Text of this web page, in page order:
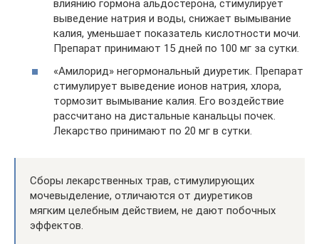
влиянию гормона альдостерона, стимулирует
выведение натрия и воды, снижает вымывание
калия, уменьшает показатель кислотности мочи.
Препарат принимают 15 дней по 100 мг за сутки.
«Амилорид» негормональный диуретик. Препарат
стимулирует выведение ионов натрия, хлора,
тормозит вымывание калия. Его воздействие
рассчитано на дистальные канальцы почек.
Лекарство принимают по 20 мг в сутки.
Сборы лекарственных трав, стимулирующих
мочевыделение, отличаются от диуретиков
мягким целебным действием, не дают побочных
эффектов.